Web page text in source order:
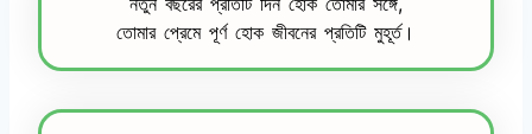
তোমার প্রেমে পূর্ণ হোক জীবনের প্রতিটি মুহূর্ত।